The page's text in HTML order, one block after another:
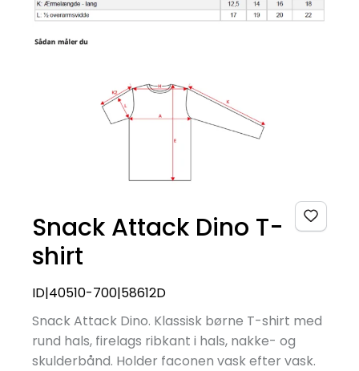
Snack Attack Dino T-
shirt
ID|40510-700|58612D
Snack Attack Dino. Klassisk børne T-shirt med
rund hals, firelags ribkant i hals, nakke- og
skulderbånd. Holder faconen vask efter vask.